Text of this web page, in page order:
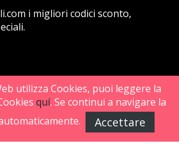
i migliori codici sconto,
Network 2018
utilizza Cookies, puoi leggere la
quí. Se continui a navigare la
Accettare